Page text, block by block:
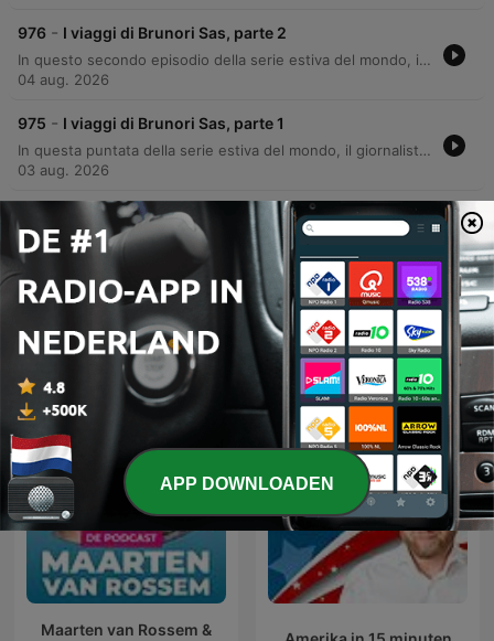
976 - I viaggi di Brunori Sas, parte 2
In questo secondo episodio della serie estiva del mondo, il giornalista Giovanni Ansaldo intervista il cantautore Brunori Sas. La conversazione esplora le radici musicali dell'artista, partendo dall'ispirazione per il brano Rosa e dal legame con la realtà calabrese e l'esperienza imprenditoriale della sua famiglia. L'intervista approfondisce il processo creativo di Sas, analizzando l'influenza di figure come Rino Gaetano e la sua iniziale mancanza di riferimenti nel mondo dei cantautori. Il dialogo si sposta poi su temi sociali e geografici, confrontando la vita nelle grandi metropoli con quella nelle province, riflettendo sul turismo di massa, sulla perdita dell'identità urbana e sulla scelta consapevole di vivere in un contesto periferico.
04 aug. 2026
975 - I viaggi di Brunori Sas, parte 1
In questa puntata della serie estiva del mondo, il giornalista Giovanni Ansaldo intervista il cantautore Brunori Sas. L'incontro esplora le radici calabresi dell'artista, partendo dai ricordi d'infanzia a Guardia Piemontese e l'influenza che la geografia umana di quel luogo ha avuto sulla sua visione del mondo. La conversazione approfondisce l'evoluzione della scrittura musicale di Brunori Sas, dal primo approccio con la chitarra classica alla scoperta del rock, fino all'adozione del dialetto cosentino nel suo ultimo lavoro. L'intervista analizza il passaggio artistico dall'imitazione di modelli internazionali alla valorizzazione dell'identità locale e dell'autenticità narrativa.
03 aug. 2026
Meer afleveringen weergeven
Meer Nieuws-podcasts
Alles bekijken
Maarten van Rossem &
APP DOWNLOADEN